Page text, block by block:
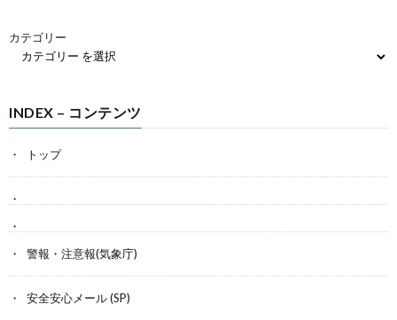
カテゴリー
INDEX – コンテンツ
トップ
警報・注意報(気象庁)
安全安心メール (SP)